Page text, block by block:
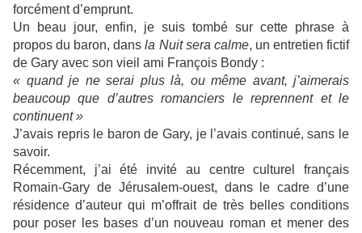
forcément d’emprunt.
Un beau jour, enfin, je suis tombé sur cette phrase à
propos du baron, dansla Nuit sera calme, un entretien fictif
de Gary avec son vieil ami François Bondy :
« quand je ne serai plus là, ou même avant, j’aimerais
beaucoup que d’autres romanciers le reprennent et le
continuent »
J’avais repris le baron de Gary, je l’avais continué, sans le
savoir.
Récemment, j’ai été invité au centre culturel français
Romain-Gary de Jérusalem-ouest, dans le cadre d’une
résidence d’auteur qui m’offrait de très belles conditions
pour poser les bases d’un nouveau roman et mener des